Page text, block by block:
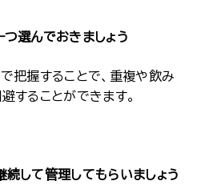
選んでおきましょう
把握することで、重複や飲み
することができます。
して管理してもらいましょう